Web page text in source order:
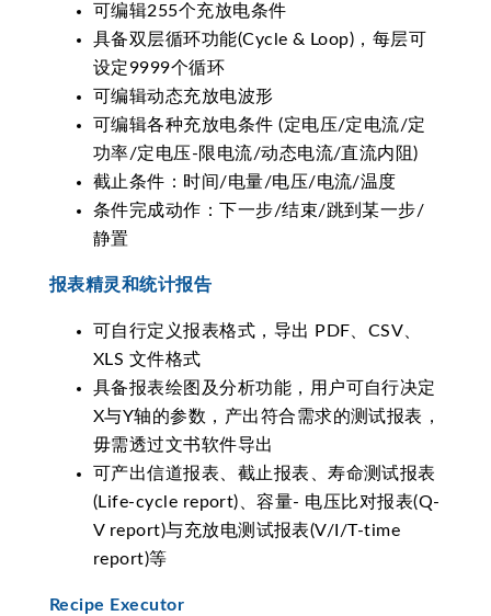
可编辑255个充放电条件
具备双层循环功能(Cycle & Loop)，每层可
设定9999个循环
可编辑动态充放电波形
可编辑各种充放电条件 (定电压/定电流/定
功率/定电压-限电流/动态电流/直流内阻)
截止条件：时间/电量/电压/电流/温度
条件完成动作：下一步/结束/跳到某一步/
静置
报表精灵和统计报告
可自行定义报表格式，导出 PDF、CSV、
XLS 文件格式
具备报表绘图及分析功能，用户可自行决定
X与Y轴的参数，产出符合需求的测试报表，
毋需透过文书软件导出
可产出信道报表、截止报表、寿命测试报表
(Life-cycle report)、容量- 电压比对报表(Q-
V report)与充放电测试报表(V/I/T-time
report)等
Recipe Executor